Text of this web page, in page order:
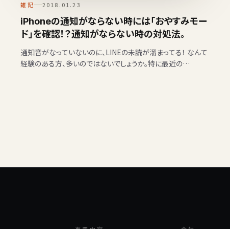
雑記 2018.01.23
iPhoneの通知がならない時には「おやすみモー
ド」を確認！？通知がならない時の対処法。
通知音がなっていないのに、LINEの未読が溜まってる！ なんて
経験のある方、多いのではないでしょうか。特に最近の